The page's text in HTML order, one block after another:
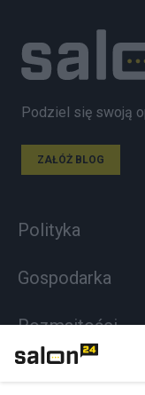
Podziel się swoją
ZAŁÓŻ BLOG
Polityka
Gospodarka
Rozmaitości